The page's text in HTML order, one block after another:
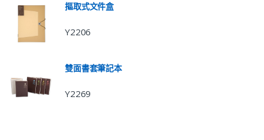
摳取式文件盒
Y2206
雙面書套筆記本
Y2269